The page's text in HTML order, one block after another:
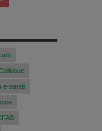
e-santé